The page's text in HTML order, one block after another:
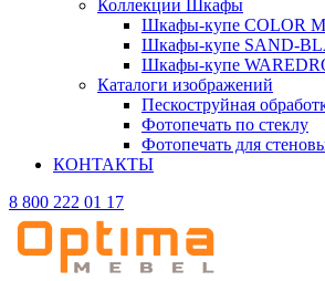
Коллекции Шкафы
Шкафы-купе COLOR
Шкафы-купе SAND-
Шкафы-купе
Каталоги изображений
Пескоструйная
Фотопечать по стеклу
Фотопечать для
КОНТАКТЫ
8 800 222 01 17